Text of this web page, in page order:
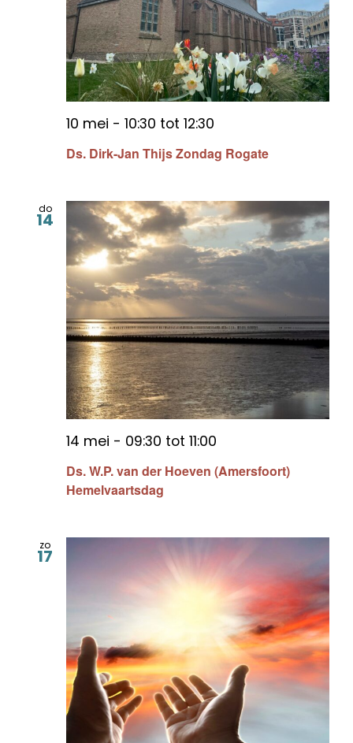
Ds. Dirk-Jan Thijs Zondag Rogate
10 mei - 10:30 tot 12:30
do
14
Ds. W.P. van der Hoeven (Amersfoort)
Hemelvaartsdag
14 mei - 09:30 tot 11:00
zo
17